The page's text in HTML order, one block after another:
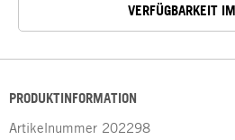
VERFÜGBARKEIT
PRODUKTINFORMATION
Artikelnummer 202298